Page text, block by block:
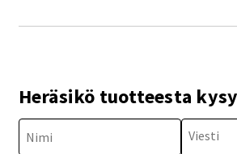
Heräsikö tuotteesta